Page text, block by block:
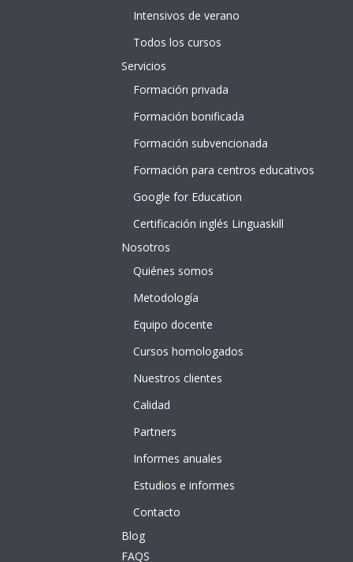
Intensivos de verano
Todos los cursos
Servicios
Formación privada
Formación bonificada
Formación subvencionada
Formación para centros educativos
Google for Education
Certificación inglés Linguaskill
Nosotros
Quiénes somos
Metodología
Equipo docente
Cursos homologados
Nuestros clientes
Calidad
Partners
Informes anuales
Estudios e informes
Contacto
Blog
FAQS